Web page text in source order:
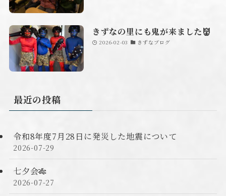
きずなの里にも鬼が来ました👹
2026-02-03 きずなブログ
最近の投稿
令和8年度7月28日に発災した地震について
2026-07-29
七夕会🎋
2026-07-27